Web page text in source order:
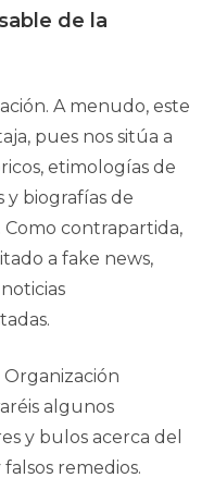
de la
A menudo, este
pues nos sitúa a
etimologías de
y biografías de
contrapartida,
a fake news,
algunos
y bulos acerca del
remedios.